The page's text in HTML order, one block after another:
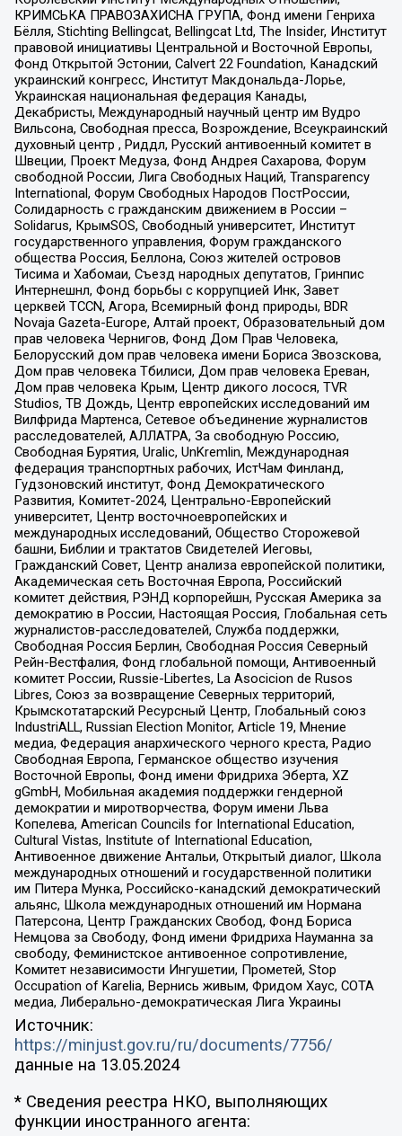
КРИМСЬКА ПРАВОЗАХИСНА ГРУПА, Фонд имени Генриха
Бёлля, Stichting Bellingcat, Bellingcat Ltd, The Insider, Институт
правовой инициативы Центральной и Восточной Европы,
Фонд Открытой Эстонии, Calvert 22 Foundation, Канадский
украинский конгресс, Институт Макдональда-Лорье,
Украинская национальная федерация Канады,
Декабристы, Международный научный центр им Вудро
Вильсона, Свободная пресса, Возрождение, Всеукраинский
духовный центр , Риддл, Русский антивоенный комитет в
Швеции, Проект Медуза, Фонд Андрея Сахарова, Форум
свободной России, Лига Свободных Наций, Transparеncy
International, Форум Свободных Народов ПостРоссии,
Солидарность с гражданским движением в России –
Solidarus, КрымSOS, Свободный университет, Институт
государственного управления, Форум гражданского
общества Россия, Беллона, Союз жителей островов
Тисима и Хабомаи, Съезд народных депутатов, Гринпис
Интернешнл, Фонд борьбы с коррупцией Инк, Завет
церквей TCCN, Агора, Всемирный фонд природы, BDR
Novaja Gazeta-Europe, Алтай проект, Образовательный дом
прав человека Чернигов, Фонд Дом Прав Человека,
Белорусский дом прав человека имени Бориса Звозскова,
Дом прав человека Тбилиси, Дом прав человека Ереван,
Дом прав человека Крым, Центр дикого лосося, TVR
Studios, ТВ Дождь, Центр европейских исследований им
Вилфрида Мартенса, Сетевое объединение журналистов
расследователей, АЛЛАТРА, За свободную Россию,
Свободная Бурятия, Uralic, UnKremlin, Международная
федерация транспортных рабочих, ИстЧам Финланд,
Гудзоновский институт, Фонд Демократического
Развития, Комитет-2024, Центрально-Европейский
университет, Центр восточноевропейских и
международных исследований, Общество Сторожевой
башни, Библии и трактатов Свидетелей Иеговы,
Гражданский Совет, Центр анализа европейской политики,
Академическая сеть Восточная Европа, Российский
комитет действия, РЭНД корпорейшн, Русская Америка за
демократию в России, Настоящая Россия, Глобальная сеть
журналистов-расследователей, Служба поддержки,
Свободная Россия Берлин, Свободная Россия Северный
Рейн-Вестфалия, Фонд глобальной помощи, Антивоенный
комитет России, Russie-Libertes, La Asocicion de Rusos
Libres, Союз за возвращение Северных территорий,
Крымскотатарский Ресурсный Центр, Глобальный союз
IndustriALL, Russian Election Monitor, Article 19, Мнение
медиа, Федерация анархического черного креста, Радио
Свободная Европа, Германское общество изучения
Восточной Европы, Фонд имени Фридриха Эберта, XZ
gGmbH, Мобильная академия поддержки гендерной
демократии и миротворчества, Форум имени Льва
Копелева, American Councils for International Education,
Cultural Vistas, Institute of International Education,
Антивоенное движение Антальи, Открытый диалог, Школа
международных отношений и государственной политики
им Питера Мунка, Российско-канадский демократический
альянс, Школа международных отношений им Нормана
Патерсона, Центр Гражданских Свобод, Фонд Бориса
Немцова за Свободу, Фонд имени Фридриха Науманна за
свободу, Феминистское антивоенное сопротивление,
Комитет независимости Ингушетии, Прометей, Stop
Occupation of Karelia, Вернись живым, Фридом Хаус, СОТА
медиа, Либерально-демократическая Лига Украины
Источник:
https://minjust.gov.ru/ru/documents/7756/
данные на 13.05.2024
* Сведения реестра НКО, выполняющих
функции иностранного агента: